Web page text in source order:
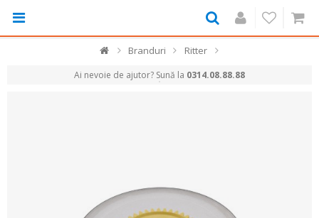
Branduri Ritter
Ai nevoie de ajutor? Sună la 0314.08.88.88